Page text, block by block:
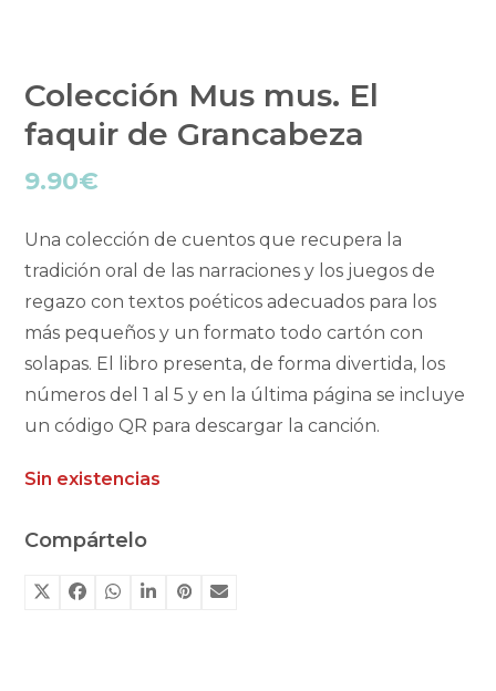
Colección Mus mus. El
faquir de Grancabeza
9.90€
Una colección de cuentos que recupera la
tradición oral de las narraciones y los juegos de
regazo con textos poéticos adecuados para los
más pequeños y un formato todo cartón con
solapas. El libro presenta, de forma divertida, los
números del 1 al 5 y en la última página se incluye
un código QR para descargar la canción.
Sin existencias
Compártelo